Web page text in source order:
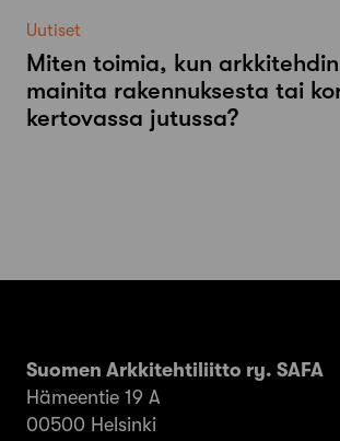
Uutiset
Miten toimia, kun
mainita rakennuksesta tai
kertovassa jutussa?
Suomen Arkkitehtiliitto ry. SAFA
Hämeentie 19 A
00500 Helsinki